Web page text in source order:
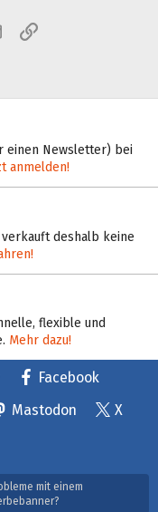
E-MailLink
einen Newsletter) bei
anmelden!
deshalb keine
flexible und
Mehr dazu!
Facebook
Mastodon
X
mit einem